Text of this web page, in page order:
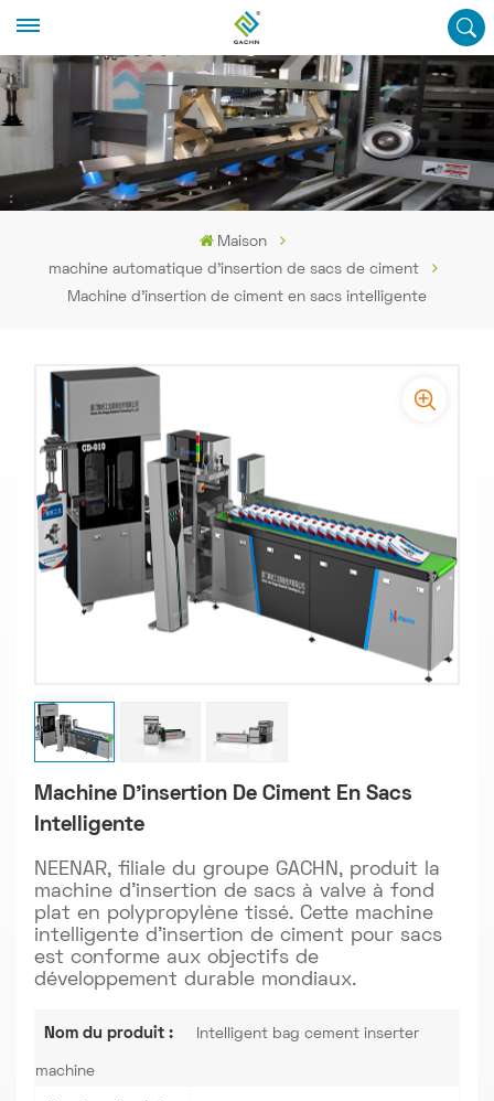
Maison
machine automatique d'insertion de sacs de ciment
Machine d'insertion de ciment en sacs intelligente
Machine D'insertion De Ciment En Sacs
Intelligente
NEENAR, filiale du groupe GACHN, produit la
machine d'insertion de sacs à valve à fond
plat en polypropylène tissé. Cette machine
intelligente d'insertion de ciment pour sacs
est conforme aux objectifs de
développement durable mondiaux.
Nom du produit : Intelligent bag cement inserter
machine